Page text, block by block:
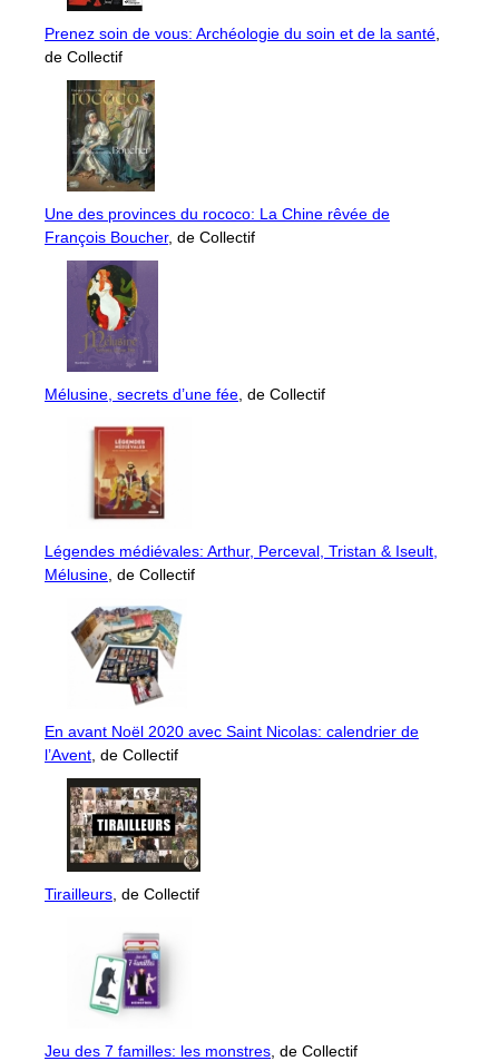
Prenez soin de vous: Archéologie du soin et de la santé
de Collectif
Une des provinces du rococo: La Chine rêvée de
François Boucher, de Collectif
Mélusine, secrets d’une fée , de Collectif
Légendes médiévales: Arthur, Perceval, Tristan & Iseult,
Mélusine , de Collectif
En avant Noël 2020 avec Saint Nicolas: calendrier de
l’Avent , de Collectif
Tirailleurs , de Collectif
Jeu des 7 familles: les monstres , de Collectif